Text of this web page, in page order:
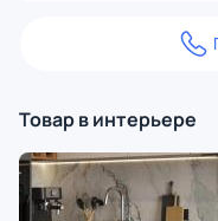
Товар в интерьере